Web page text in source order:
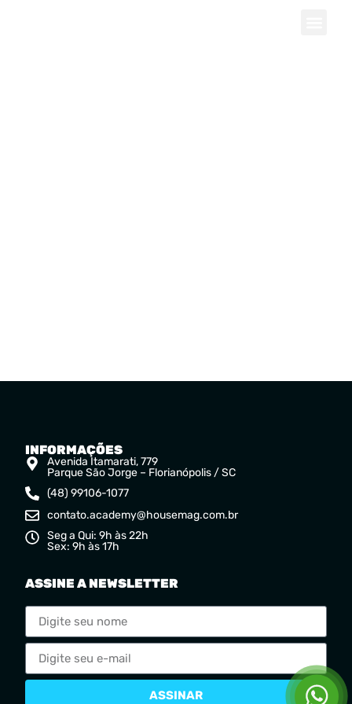
INFORMAÇÕES
Avenida Itamarati, 779
Parque São Jorge – Florianópolis / SC
(48) 99106-1077
contato.academy@housemag.com.br
Seg a Qui: 9h às 22h
Sex: 9h às 17h
ASSINE A NEWSLETTER
ASSINAR